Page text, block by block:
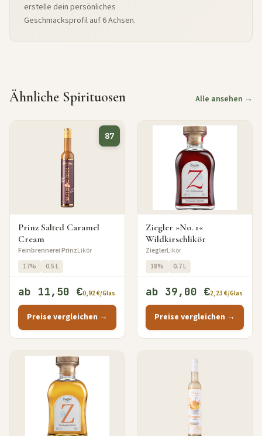
erstelle dein persönliches
Geschmacksprofil auf 6 Achsen.
Ähnliche Spirituosen Alle ansehen →
87
Prinz Salted Caramel
Cream
Feinbrennerei PrinzLikör
17% 0.5 L
ab 11,50 €0,92 €/Glas
Preise vergleichen →
Ziegler »No. 1«
Wildkirschlikör
ZieglerLikör
18% 0.7 L
ab 39,00 €2,23 €/Glas
Preise vergleichen →